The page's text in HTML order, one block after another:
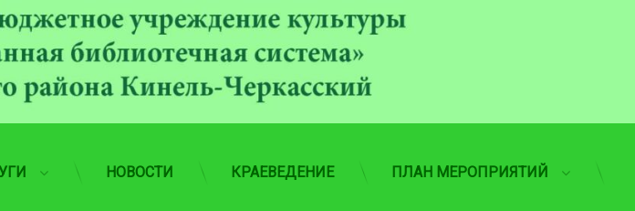
НОВОСТИ КРАЕВЕДЕНИЕ ПЛАН МЕРОПРИЯТИЙ